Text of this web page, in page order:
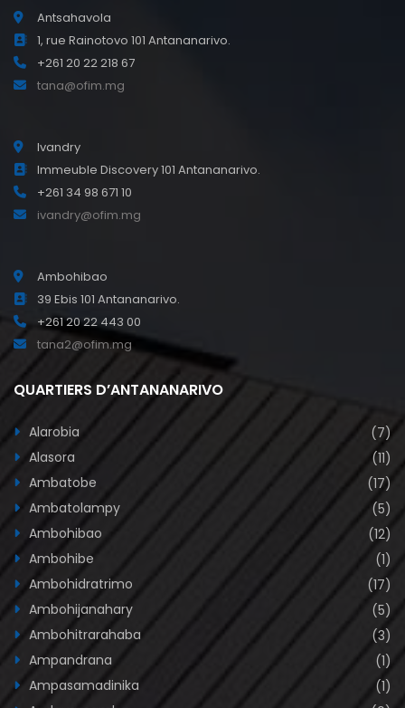
Ivandry
Immeuble Discovery 101 Antananarivo.
+261 34 98 671 10
Ambohibao
39 Ebis 101 Antananarivo.
+261 20 22 443 00
QUARTIERS D’ANTANANARIVO
Alarobia
Alasora
Ambatobe
Ambatolampy
Ambohibao
(1)
(17)
(5)
Ambohitrarahaba
(3)
Ampandrana
(1)
(1)
Andavamamba
(0)
Andohalo
(0)
(9)
Androndra
(1)
Ankadindravola
(2)